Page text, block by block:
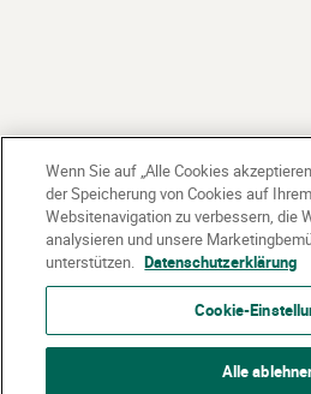
Wenn Sie auf „Alle Cookies
der Speicherung von Cookies auf
Websitenavigation zu verbessern, die
analysieren und unsere
unterstützen. Datenschutzerklärung
Cookie-
Alle